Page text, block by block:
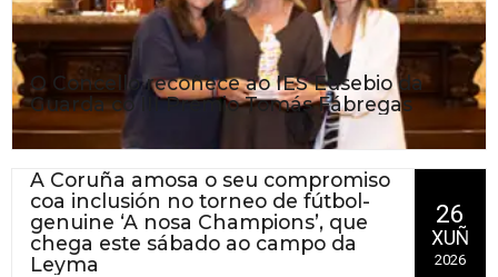
O Concello recoñece ao IES Eusebio da
Guarda co III Premio Tomás Fábregas
26
XUÑ
2026
A Coruña amosa o seu compromiso
coa inclusión no torneo de fútbol-
genuine ‘A nosa Champions’, que
chega este sábado ao campo da
Leyma